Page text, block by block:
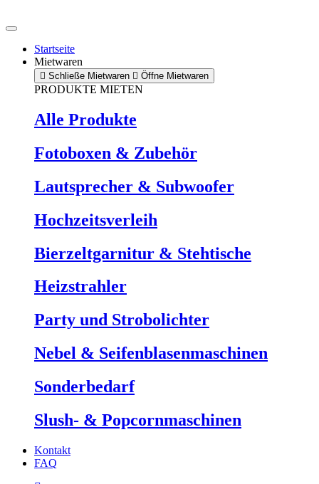
Inhalt
Startseite
Mietwaren
Schließe Mietwaren Öffne Mietwaren
PRODUKTE MIETEN
Alle Produkte
Fotoboxen & Zubehör
Lautsprecher & Subwoofer
Hochzeitsverleih
Bierzeltgarnitur & Stehtische
Heizstrahler
Party und Strobolichter
Nebel & Seifenblasenmaschinen
Sonderbedarf
Slush- & Popcornmaschinen
Kontakt
FAQ